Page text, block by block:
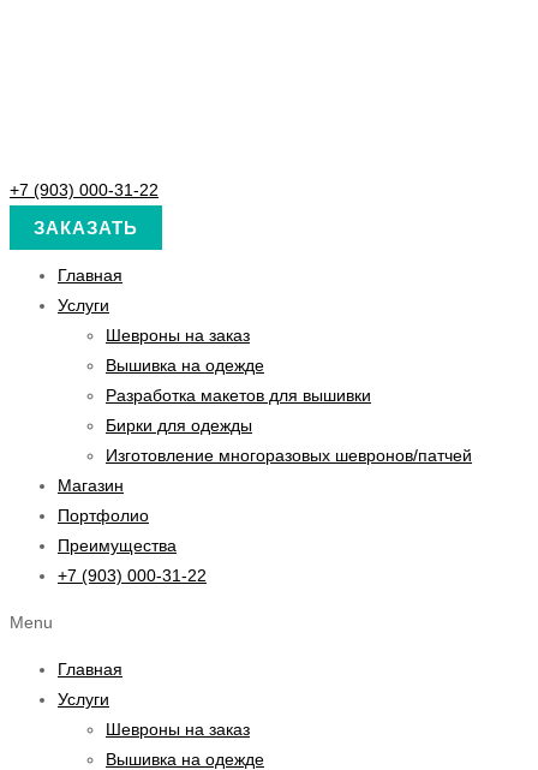
+7 (903) 000-31-22
ЗАКАЗАТЬ
Главная
Услуги
Шевроны на заказ
Вышивка на одежде
Разработка макетов для вышивки
Бирки для одежды
Изготовление многоразовых шевронов/патчей
Магазин
Портфолио
Преимущества
+7 (903) 000-31-22
Menu
Главная
Услуги
Шевроны на заказ
Вышивка на одежде